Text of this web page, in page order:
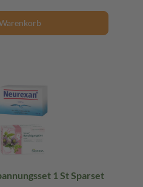
1 St Sparset